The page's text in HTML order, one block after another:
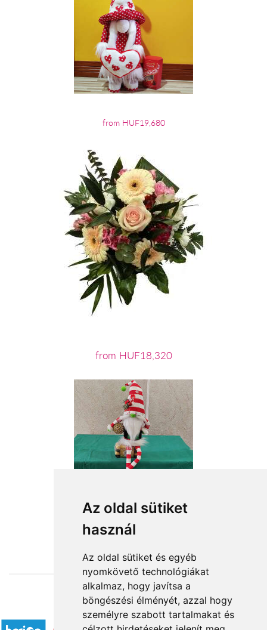
Az oldal sütiket
használ
Az oldal sütiket és egyéb
nyomkövető technológiákat
alkalmaz, hogy javítsa a
böngészési élményét, azzal hogy
személyre szabott tartalmakat és
from HUF19,680
from HUF18,320
from HUF16,760
Accepted payment methods